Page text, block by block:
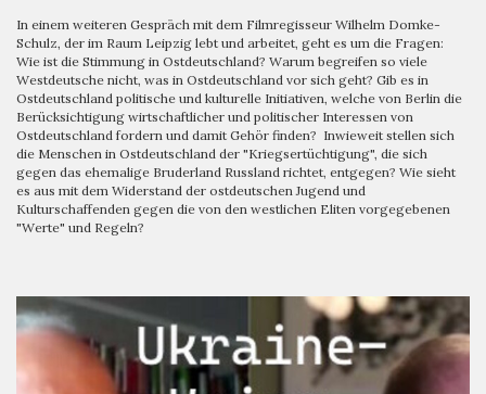
In einem weiteren Gespräch mit dem Filmregisseur Wilhelm Domke-
Schulz, der im Raum Leipzig lebt und arbeitet, geht es um die Fragen:
Wie ist die Stimmung in Ostdeutschland? Warum begreifen so viele
Westdeutsche nicht, was in Ostdeutschland vor sich geht? Gib es in
Ostdeutschland politische und kulturelle Initiativen, welche von Berlin die
Berücksichtigung wirtschaftlicher und politischer Interessen von
Ostdeutschland fordern und damit Gehör finden? Inwieweit stellen sich
die Menschen in Ostdeutschland der "Kriegsertüchtigung", die sich
gegen das ehemalige Bruderland Russland richtet, entgegen? Wie sieht
es aus mit dem Widerstand der ostdeutschen Jugend und
Kulturschaffenden gegen die von den westlichen Eliten vorgegebenen
"Werte" und Regeln?